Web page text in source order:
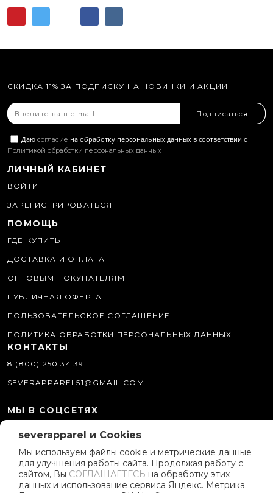
СКИДКА 11% ЗА ПОДПИСКУ НА НОВИНКИ И АКЦИИ
Подписаться
Даю согласие на обработку персональных данных в соответствии с
Политикой обработки персональных данных
ЛИЧНЫЙ КАБИНЕТ
ВОЙТИ
ЗАРЕГИСТРИРОВАТЬСЯ
ПОМОЩЬ
ГДЕ КУПИТЬ
ДОСТАВКА И ОПЛАТА
ОПТОВЫМ ПОКУПАТЕЛЯМ
ПУБЛИЧНАЯ ОФЕРТА
ПОЛЬЗОВАТЕЛЬСКОЕ СОГЛАШЕНИЕ
ПОЛИТИКА ОБРАБОТКИ ПЕРСОНАЛЬНЫХ ДАННЫХ
КОНТАКТЫ
8 (800) 250 34 39
SEVERAPPAREL51@GMAIL.COM
МЫ В СОЦСЕТЯХ
О КОМПАНИИ
ИСТОРИЯ БРЕНДА
ПОЛИТИКА КОМПАНИИ
РЕКЛАМНЫЕ МАТЕРИАЛЫ
severapparel и Cookies
Мы используем файлы cookie и метрические данные
для улучшения работы сайта. Продолжая работу с
сайтом, Вы СОГЛАШАЕТЕСЬ на обработку этих
данных и использование сервиса Яндекс. Метрика.